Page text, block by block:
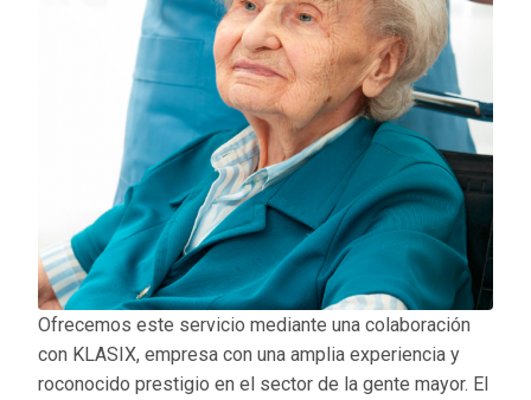
Ofrecemos este servicio mediante una colaboración
con KLASIX, empresa con una amplia experiencia y
roconocido prestigio en el sector de la gente mayor. El